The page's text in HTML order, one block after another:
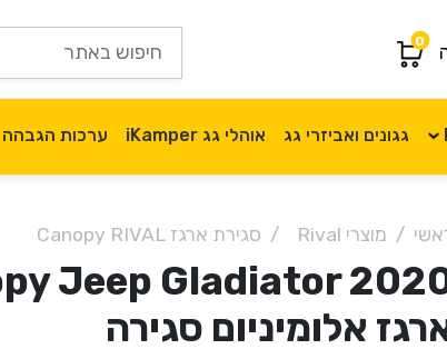
0
גגונים ואביזרי גג אוהלי גג iKamper ערכות הגבהה
מוצרי Rival סגירת ארגז Canopy RIVAL
אלומיניום סגירה